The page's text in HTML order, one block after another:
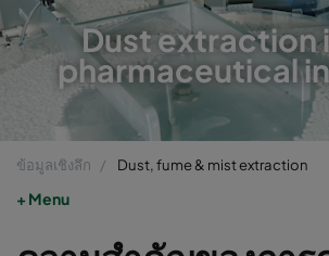
Dust extraction
pharmaceutical
ข้อมูลเชิงลึก Dust, fume & mist extraction
Menu